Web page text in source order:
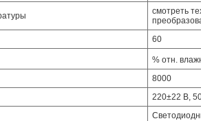
смотреть
60
% отн.
8000
220±22 В,